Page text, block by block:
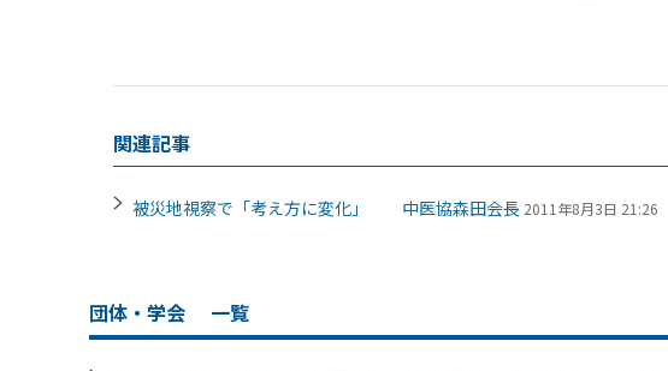
関連記事
被災地視察で「考え方に変化」 中医協森田会長 2011年8月3日 21:26
団体・学会 一覧